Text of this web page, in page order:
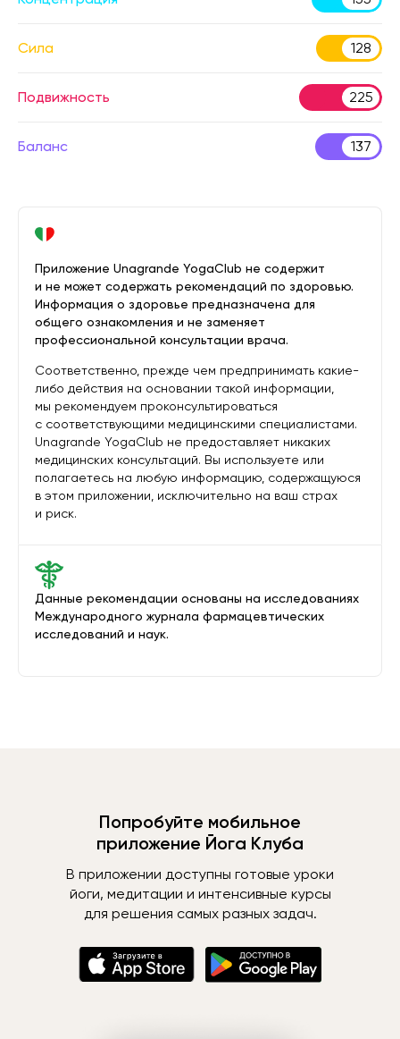
Сила 128
Подвижность 225
Баланс 137
Данные рекомендации основаны на исследованиях
Международного журнала фармацевтических
исследований и наук.
Приложение Unagrande YogaClub не содержит
и не может содержать рекомендаций по здоровью.
Информация о здоровье предназначена для
общего ознакомления и не заменяет
профессиональной консультации врача.
Соответственно, прежде чем предпринимать какие-
либо действия на основании такой информации,
мы рекомендуем проконсультироваться
с соответствующими медицинскими специалистами.
Unagrande YogaClub не предоставляет никаких
медицинских консультаций. Вы используете или
полагаетесь на любую информацию, содержащуюся
в этом приложении, исключительно на ваш страх
и риск.
Попробуйте мобильное
приложение Йога Клуба
В приложении доступны готовые уроки
йоги, медитации и интенсивные курсы
для решения самых разных задач.